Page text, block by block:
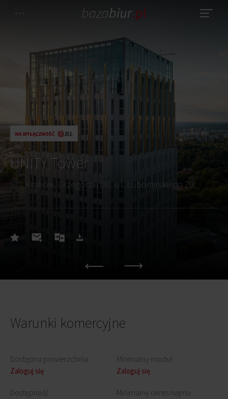
UNITY Tower
Kraków, Grzegórzki (II), ul. Lubomirskiego 20
Warunki komercyjne
Dostępna powierzchnia
Zaloguj się
Dostępność
Minimalny moduł
Zaloguj się
Minimalny okres najmu